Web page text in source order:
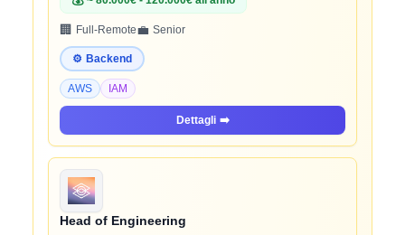
🏢 Full-Remote💼 Senior
⚙️ Backend
AWS IAM
Dettagli ➡️
Head of Engineering